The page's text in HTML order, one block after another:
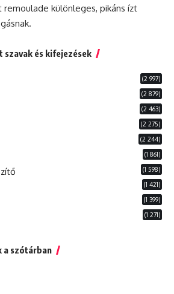
különleges, pikáns ízt
és kifejezések
(2 997)
(2 879)
(2 463)
(2 275)
(2 244)
(1 861)
(1 598)
(1 421)
(1 399)
(1 271)
a szótárban